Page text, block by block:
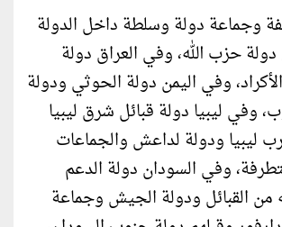
وجماعة دولة وسلطة داخل الدولة
دولة حزب الله، وفي العراق دولة
وفي اليمن دولة الحوثي ودولة
وفي ليبيا دولة قبائل شرق ليبيا
ليبيا ودولة لداعش والجماعات
وفي السودان دولة الدعم
من القبائل ودولة الجيش وجماعة